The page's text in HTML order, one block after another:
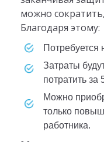
можно
Благодаря этому:
затраты будут меньше, чем пришлось бы
потратить за
можно приобрести 2-3 корочки, что
только
работника.